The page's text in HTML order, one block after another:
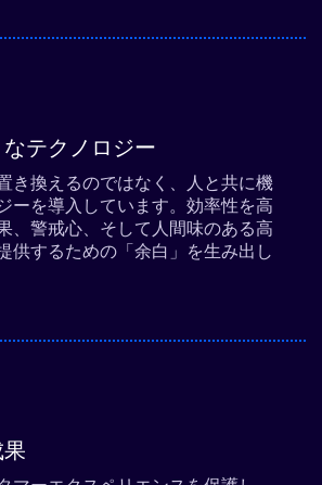
テクノロジー
き換えるのではなく、人と共に機
ーを導入しています。効率性を高
、警戒心、そして人間味のある高
供するための「余白」を生み出し